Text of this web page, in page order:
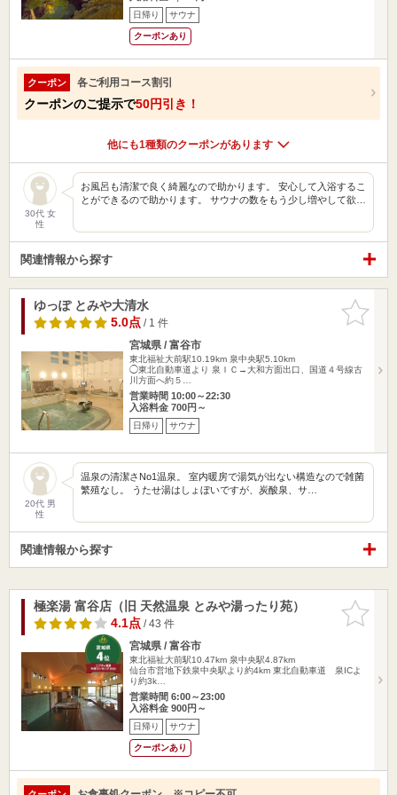
日帰り サウナ
クーポンあり
クーポン 各ご利用コース割引
クーポンのご提示で50円引き！
他にも1種類のクーポンがあります
30代 女
性
お風呂も清潔で良く綺麗なので助かります。 安心して入浴するこ
とができるので助かります。 サウナの数をもう少し増やして欲…
関連情報から探す
お気に入
りに追加
ゆっぽ とみや大清水
5.0点/ 1 件
宮城県 / 富谷市
東北福祉大前駅10.19km 泉中央駅5.10km
◯東北自動車道より 泉ＩＣ→大和方面出口、国道４号線古
川方面へ約５…
営業時間 10:00～22:30
入浴料金 700円～
日帰り サウナ
20代 男
性
温泉の清潔さNo1温泉。 室内暖房で湯気が出ない構造なので雑菌
繁殖なし。 うたせ湯はしょぼいですが、炭酸泉、サ…
関連情報から探す
お気に入
りに追加
極楽湯 富谷店（旧 天然温泉 とみや湯ったり苑）
4.1点/ 43 件
宮城県 / 富谷市
東北福祉大前駅10.47km 泉中央駅4.87km
仙台市営地下鉄泉中央駅より約4km 東北自動車道 泉ICよ
り約3k…
営業時間 6:00～23:00
入浴料金 900円～
日帰り サウナ
クーポンあり